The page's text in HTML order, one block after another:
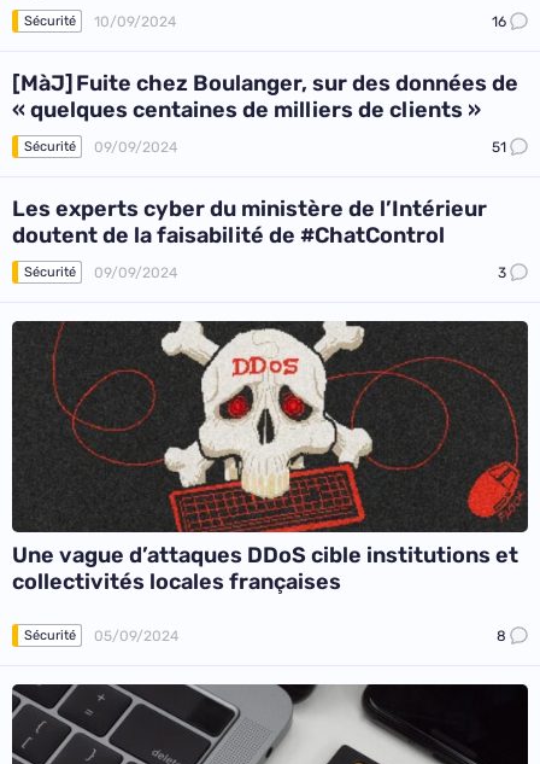
Sécurité 10/09/2024 16
[MàJ] Fuite chez Boulanger, sur des données de
« quelques centaines de milliers de clients »
Sécurité 09/09/2024 51
Les experts cyber du ministère de l’Intérieur
doutent de la faisabilité de #ChatControl
Sécurité 09/09/2024 3
Une vague d’attaques DDoS cible institutions et
collectivités locales françaises
Sécurité 05/09/2024 8